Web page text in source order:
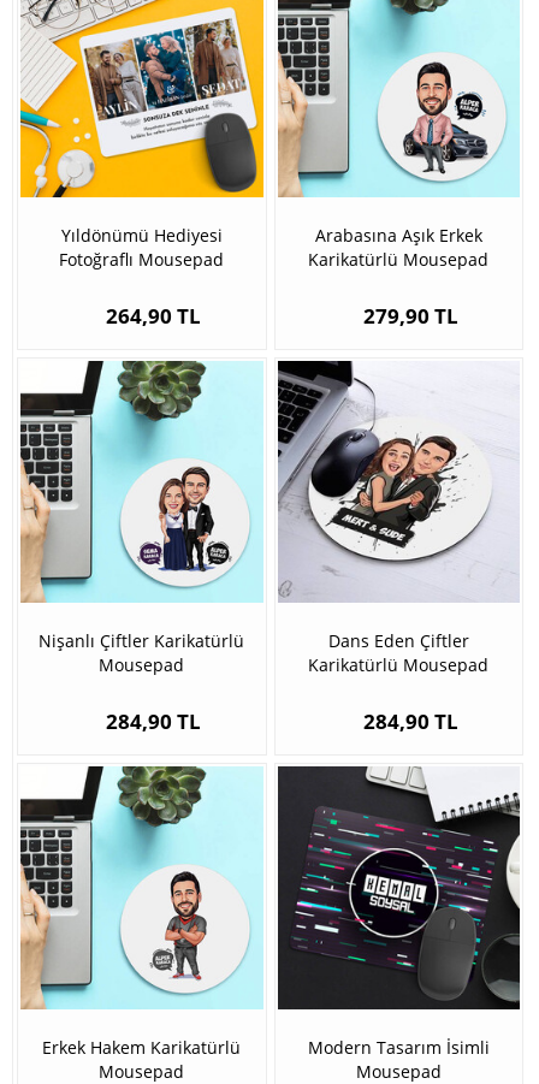
Yıldönümü Hediyesi
Fotoğraflı Mousepad
264,90 TL
Arabasına Aşık Erkek
Karikatürlü Mousepad
279,90 TL
Nişanlı Çiftler Karikatürlü
Mousepad
284,90 TL
Dans Eden Çiftler
Karikatürlü Mousepad
284,90 TL
Erkek Hakem Karikatürlü
Mousepad
Modern Tasarım İsimli
Mousepad